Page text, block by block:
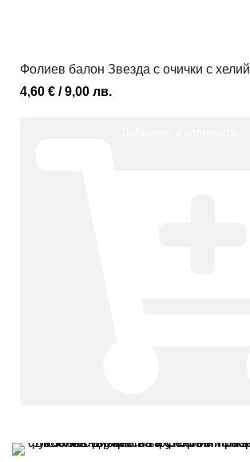
Фолиев балон Звезда с очички с хелий
4,60 € / 9,00 лв.